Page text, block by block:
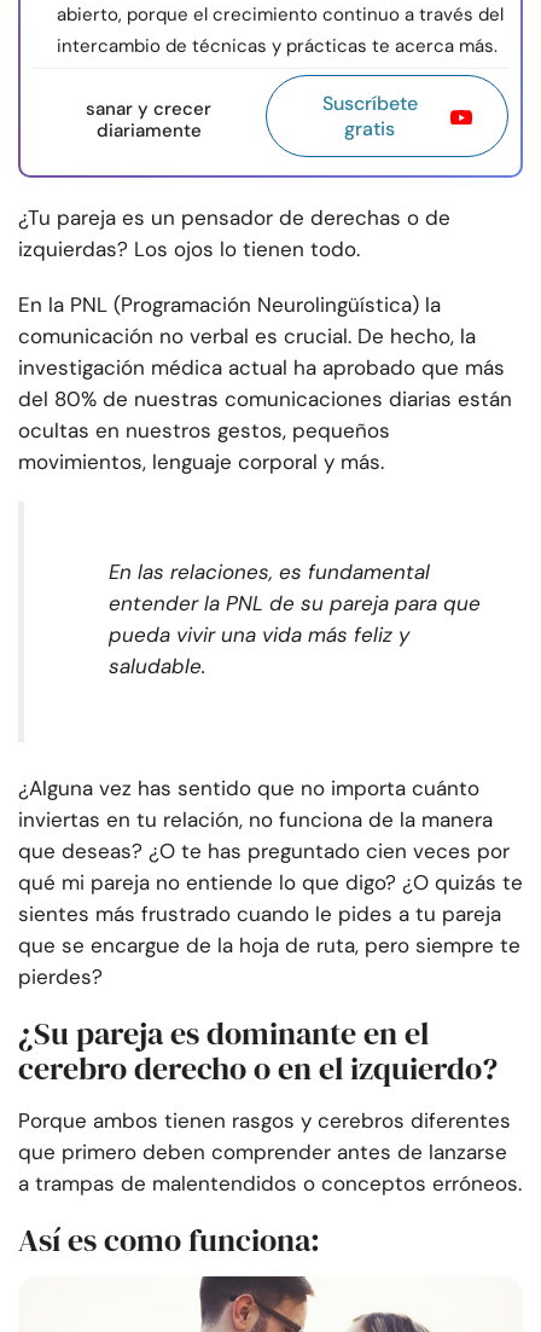
abierto, porque el crecimiento continuo a través del
intercambio de técnicas y prácticas te acerca más.
sanar y crecer
diariamente
Suscríbete
gratis
¿Tu pareja es un pensador de derechas o de
izquierdas? Los ojos lo tienen todo.
En la PNL (Programación Neurolingüística) la
comunicación no verbal es crucial. De hecho, la
investigación médica actual ha aprobado que más
del 80% de nuestras comunicaciones diarias están
ocultas en nuestros gestos, pequeños
movimientos, lenguaje corporal y más.
En las relaciones, es fundamental
entender la PNL de su pareja para que
pueda vivir una vida más feliz y
saludable.
¿Alguna vez has sentido que no importa cuánto
inviertas en tu relación, no funciona de la manera
que deseas? ¿O te has preguntado cien veces por
qué mi pareja no entiende lo que digo? ¿O quizás te
sientes más frustrado cuando le pides a tu pareja
que se encargue de la hoja de ruta, pero siempre te
pierdes?
¿Su pareja es dominante en el
cerebro derecho o en el izquierdo?
Porque ambos tienen rasgos y cerebros diferentes
que primero deben comprender antes de lanzarse
a trampas de malentendidos o conceptos erróneos.
Así es como funciona: